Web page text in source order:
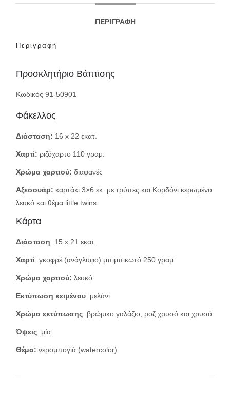
ΠΕΡΙΓΡΑΦΉ
Περιγραφή
Προσκλητήριο Βάπτισης
Κωδικός 91-50901
Φάκελλος
Διάσταση: 16 x 22 εκατ.
Χαρτί: ριζόχαρτο 110 γραμ.
Χρώμα χαρτιού: διαφανές
Αξεσουάρ: καρτάκι 3×6 εκ. με τρύπες και Κορδόνι κερωμένο
λευκό και θέμα little twins
Κάρτα
Διάσταση: 15 x 21 εκατ.
Χαρτί: γκοφρέ (ανάγλυφο) μπιμπικωτό 250 γραμ.
Χρώμα χαρτιού: λευκό
Εκτύπωση κειμένου: μελάνι
Χρώμα εκτύπωσης: βρώμικο γαλάζιο, ροζ χρυσό και χρυσό
Όψεις: μία
Θέμα: νερομπογιά (watercolor)